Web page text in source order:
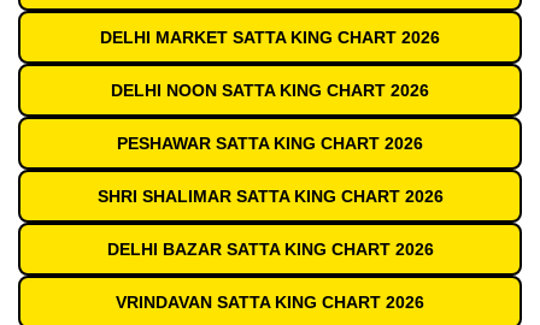
DELHI MARKET SATTA KING CHART 2026
DELHI NOON SATTA KING CHART 2026
PESHAWAR SATTA KING CHART 2026
SHRI SHALIMAR SATTA KING CHART 2026
DELHI BAZAR SATTA KING CHART 2026
VRINDAVAN SATTA KING CHART 2026